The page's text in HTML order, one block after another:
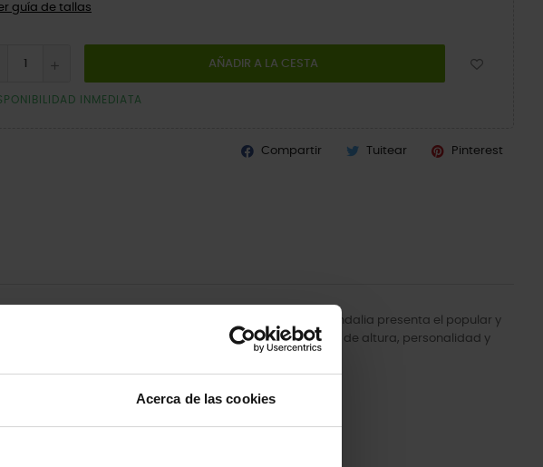
Acerca de las cookies
guía de tallas
AÑADIR A LA CESTA
INMEDIATA
Compartir Tuitear Pinterest
altura y un diseño atrevido, esta nueva y dinámica sandalia presenta el popular y
de Crocs que tanto te gusta, con un toque extra de altura, personalidad y